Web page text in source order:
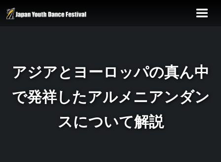
アジアとヨーロッパの真ん中
で発祥したアルメニアンダン
スについて解説